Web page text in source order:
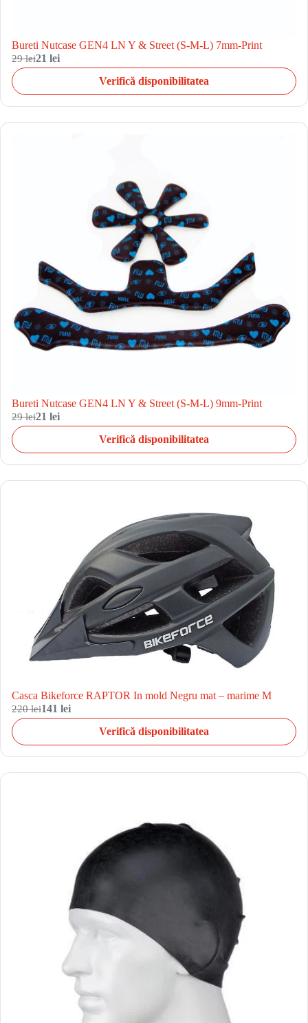
Bureti Nutcase GEN4 LN Y & Street (S-M-L) 7mm-Print
29 lei21 lei
Verifică disponibilitatea
Bureti Nutcase GEN4 LN Y & Street (S-M-L) 9mm-Print
29 lei21 lei
Verifică disponibilitatea
Casca Bikeforce RAPTOR In mold Negru mat – marime M
220 lei141 lei
Verifică disponibilitatea